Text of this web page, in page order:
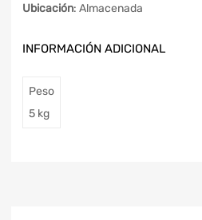
Ubicación: Almacenada
INFORMACIÓN ADICIONAL
Peso
5 kg